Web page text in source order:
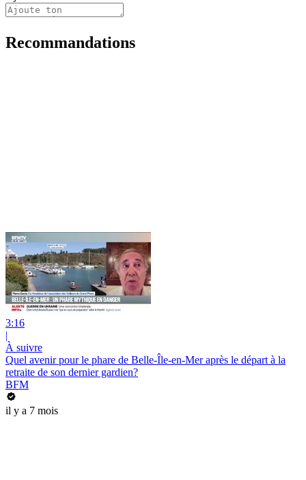
Recommandations
3:16
|
À suivre
Quel avenir pour le phare de Belle-Île-en-Mer après le départ à la
retraite de son dernier gardien?
BFM
il y a 7 mois